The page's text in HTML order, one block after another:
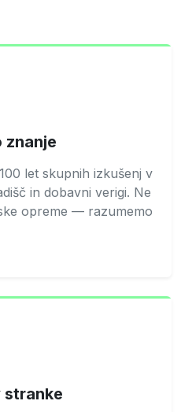
znanje
let skupnih izkušenj v
in dobavni verigi. Ne
opreme — razumemo
stranke